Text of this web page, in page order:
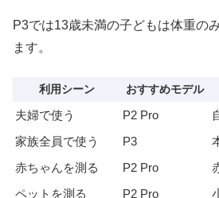
P3では13歳未満の子どもは体重の
ます。
利用シーン おすすめモデル
夫婦で使う P2 Pro
家族全員で使う
P3
赤ちゃんを測る
P2 Pro
ペットを測る
P2 Pro